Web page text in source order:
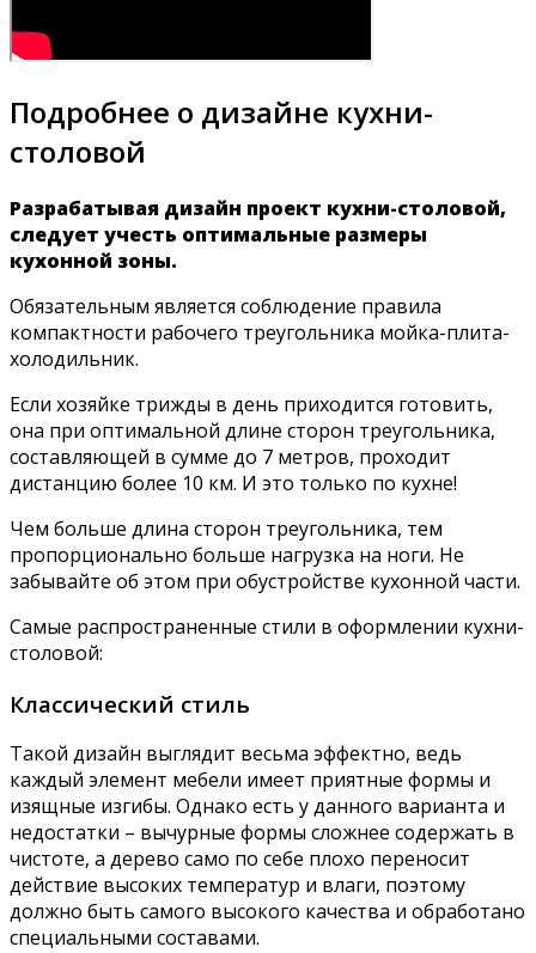
Подробнее о дизайне кухни-
столовой
Разрабатывая дизайн проект кухни-столовой,
следует учесть оптимальные размеры
кухонной зоны.
Обязательным является соблюдение правила
компактности рабочего треугольника мойка-плита-
холодильник.
Если хозяйке трижды в день приходится готовить,
она при оптимальной длине сторон треугольника,
составляющей в сумме до 7 метров, проходит
дистанцию более 10 км. И это только по кухне!
Чем больше длина сторон треугольника, тем
пропорционально больше нагрузка на ноги. Не
забывайте об этом при обустройстве кухонной части.
Самые распространенные стили в оформлении кухни-
столовой:
Классический стиль
Такой дизайн выглядит весьма эффектно, ведь
каждый элемент мебели имеет приятные формы и
изящные изгибы. Однако есть у данного варианта и
недостатки – вычурные формы сложнее содержать в
чистоте, а дерево само по себе плохо переносит
действие высоких температур и влаги, поэтому
должно быть самого высокого качества и обработано
специальными составами.